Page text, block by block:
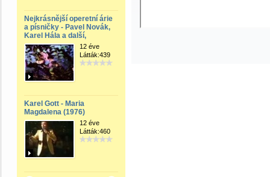
Nejkrásnější operetní árie
a písničky - Pavel Novák,
Karel Hála a další,
12 éve
Látták:439
Karel Gott - Maria
Magdalena (1976)
12 éve
Látták:460